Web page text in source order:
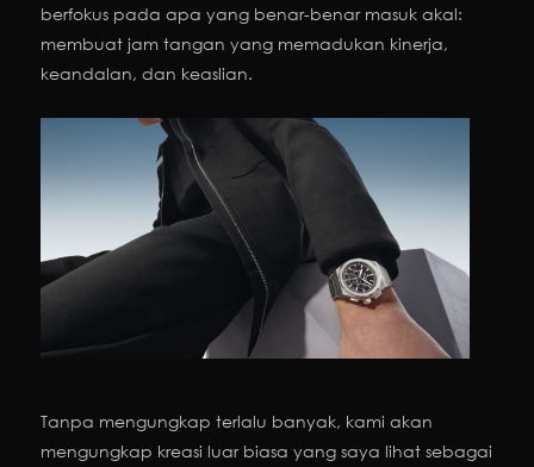
berfokus pada apa yang benar-benar masuk akal:
membuat jam tangan yang memadukan kinerja,
keandalan, dan keaslian.
Tanpa mengungkap terlalu banyak, kami akan
mengungkap kreasi luar biasa yang saya lihat sebagai